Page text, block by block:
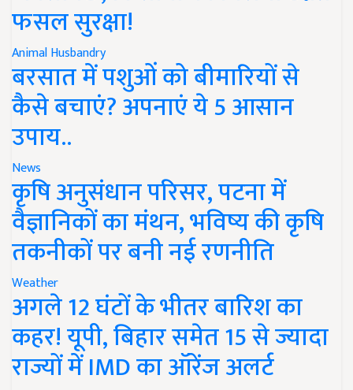
फसल सुरक्षा!
Animal Husbandry
बरसात में पशुओं को बीमारियों से
कैसे बचाएं? अपनाएं ये 5 आसान
उपाय..
News
कृषि अनुसंधान परिसर, पटना में
वैज्ञानिकों का मंथन, भविष्य की कृषि
तकनीकों पर बनी नई रणनीति
Weather
अगले 12 घंटों के भीतर बारिश का
कहर! यूपी, बिहार समेत 15 से ज्यादा
राज्यों में IMD का ऑरेंज अलर्ट